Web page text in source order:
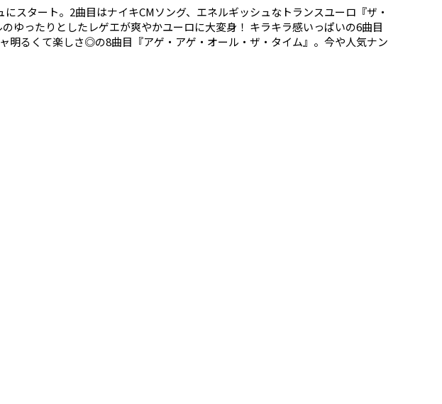
タート。2曲目はナイキCMソング、エネルギッシュなトランスユーロ『ザ・
ゆったりとしたレゲエが爽やかユーロに大変身！ キラキラ感いっぱいの6曲目
明るくて楽しさ◎の8曲目『アゲ・アゲ・オール・ザ・タイム』。今や人気ナン
感満点のアース・ウィンド&ファイアー『レッツ・グルーヴ』など、思いっき
なし！ はっきり言ってカッコよすぎ!! もうレッスン最後のまとめは『アリ・ボ